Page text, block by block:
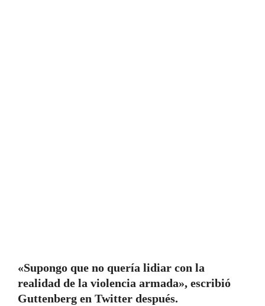
«Supongo que no quería lidiar con la
realidad de la violencia armada», escribió
Guttenberg en Twitter después.